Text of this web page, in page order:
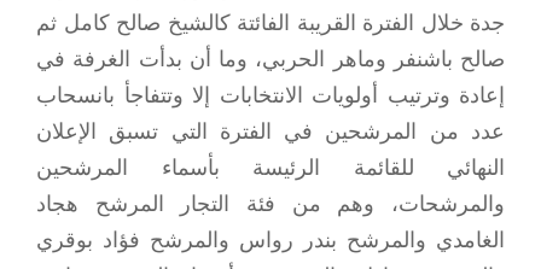
جدة خلال الفترة القريبة الفائتة كالشيخ صالح كامل ثم
صالح باشنفر وماهر الحربي، وما أن بدأت الغرفة في
إعادة وترتيب أولويات الانتخابات إلا وتتفاجأ بانسحاب
عدد من المرشحين في الفترة التي تسبق الإعلان
النهائي للقائمة الرئيسة بأسماء المرشحين
والمرشحات، وهم من فئة التجار المرشح هجاد
الغامدي والمرشح بندر رواس والمرشح فؤاد بوقري